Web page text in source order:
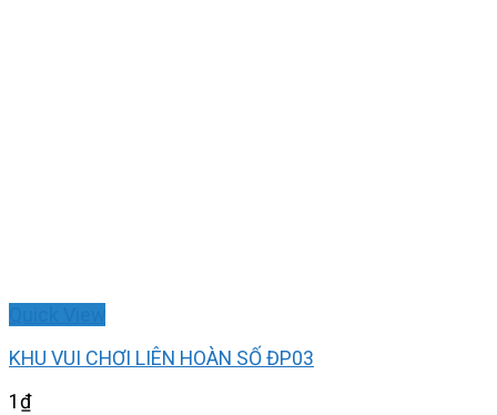
KHU VUI CHƠI LIÊN HOÀN SỐ ĐP03
1₫